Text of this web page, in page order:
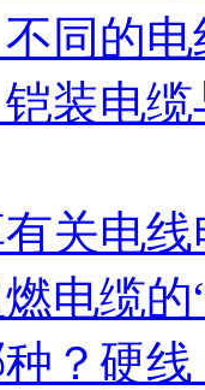
不同的
铠装电
关电
电缆的
？硬